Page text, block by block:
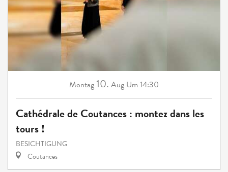
Montag 10. Aug Um 14:30
Cathédrale de Coutances : montez dans les
tours !
BESICHTIGUNG
Coutances